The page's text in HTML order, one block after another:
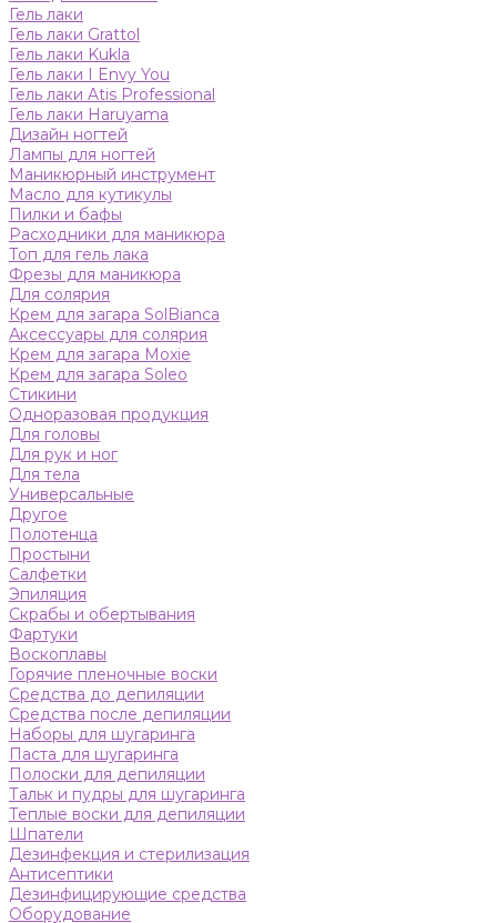
Гель лаки
Гель лаки Grattol
Гель лаки Kukla
Гель лаки I Envy You
Гель лаки Atis Professional
Гель лаки Haruyama
Дизайн ногтей
Лампы для ногтей
Маникюрный инструмент
Масло для кутикулы
Пилки и бафы
Расходники для маникюра
Топ для гель лака
Фрезы для маникюра
Для солярия
Крем для загара SolBianca
Аксессуары для солярия
Крем для загара Moxie
Крем для загара Soleo
Стикини
Одноразовая продукция
Для головы
Для рук и ног
Для тела
Универсальные
Другое
Полотенца
Простыни
Салфетки
Эпиляция
Скрабы и обертывания
Фартуки
Воскоплавы
Горячие пленочные воски
Средства до депиляции
Средства после депиляции
Наборы для шугаринга
Паста для шугаринга
Полоски для депиляции
Тальк и пудры для шугаринга
Теплые воски для депиляции
Шпатели
Дезинфекция и стерилизация
Антисептики
Дезинфицирующие средства
Оборудование